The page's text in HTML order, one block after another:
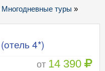
Многодневные туры »
4*)
от 14 390